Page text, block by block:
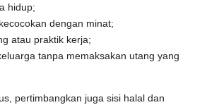
hidup;
dengan minat;
atau praktik kerja;
tanpa memaksakan utang yang
pertimbangkan juga sisi halal dan